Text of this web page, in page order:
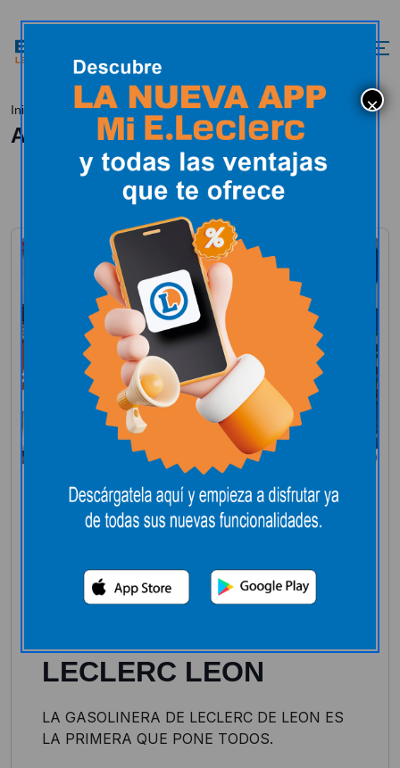
Inicio Automóvil
Automóvil
Automóvil Novedades
GASOLINA 95, BAJA
LECLERC LEON
LA GASOLINERA DE LECLERC DE LEON ES
LA PRIMERA QUE PONE TODOS.